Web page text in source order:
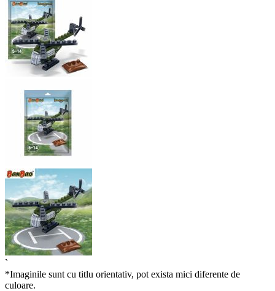
`
*Imaginile sunt cu titlu orientativ, pot exista mici diferente de
culoare.